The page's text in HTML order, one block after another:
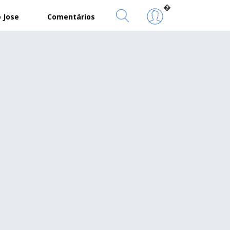
Comentários
�